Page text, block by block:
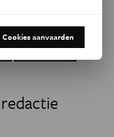
op:
Linkedin
Cookies aanvaarden